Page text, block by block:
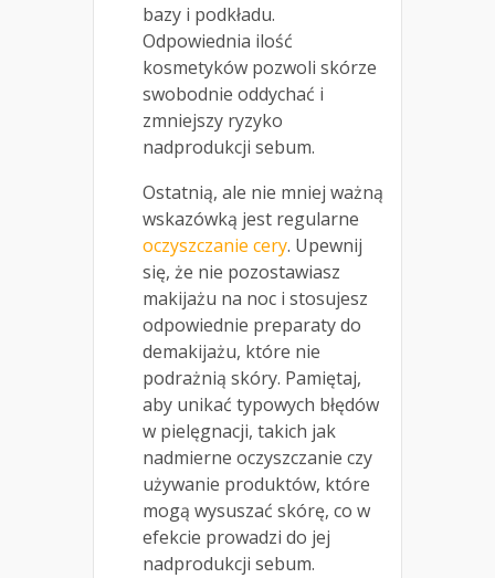
bazy i podkładu.
Odpowiednia ilość
kosmetyków pozwoli skórze
swobodnie oddychać i
zmniejszy ryzyko
nadprodukcji sebum.
Ostatnią, ale nie mniej ważną
wskazówką jest regularne
oczyszczanie cery. Upewnij
się, że nie pozostawiasz
makijażu na noc i stosujesz
odpowiednie preparaty do
demakijażu, które nie
podrażnią skóry. Pamiętaj,
aby unikać typowych błędów
w pielęgnacji, takich jak
nadmierne oczyszczanie czy
używanie produktów, które
mogą wysuszać skórę, co w
efekcie prowadzi do jej
nadprodukcji sebum.